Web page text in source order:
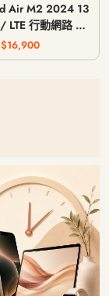
Air M2 2024 13
LTE 行動網路 /
512G 1T
$16,900